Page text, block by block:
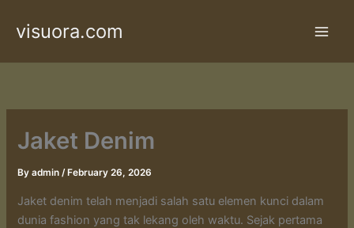
visuora.com
Jaket Denim
Byadmin/ February 26, 2026
Jaket denim telah menjadi salah satu elemen kunci dalam
dunia fashion yang tak lekang oleh waktu. Sejak pertama